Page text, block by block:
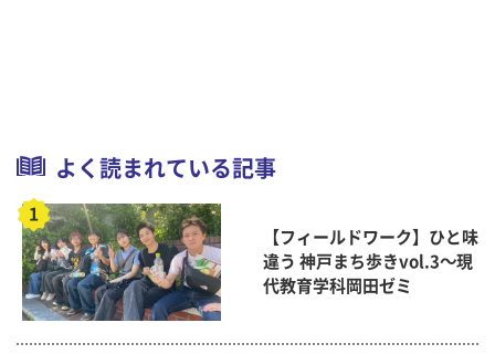
よく読まれている記事
【フィールドワーク】ひと味
違う 神戸まち歩きvol.3～現
代教育学科岡田ゼミ